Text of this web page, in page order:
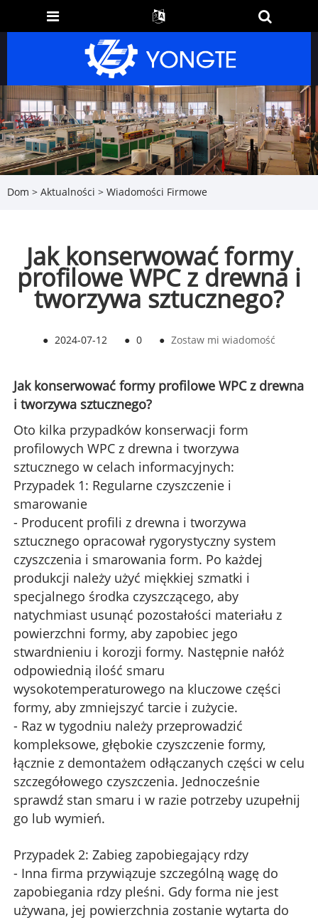
Dom > Aktualności > Wiadomości Firmowe
Jak konserwować formy
profilowe WPC z drewna i
tworzywa sztucznego?
● 2024-07-12 ● 0 ● Zostaw mi wiadomość
Jak konserwować formy profilowe WPC z drewna
i tworzywa sztucznego?
Oto kilka przypadków konserwacji form
profilowych WPC z drewna i tworzywa
sztucznego w celach informacyjnych:
Przypadek 1: Regularne czyszczenie i
smarowanie
- Producent profili z drewna i tworzywa
sztucznego opracował rygorystyczny system
czyszczenia i smarowania form. Po każdej
produkcji należy użyć miękkiej szmatki i
specjalnego środka czyszczącego, aby
natychmiast usunąć pozostałości materiału z
powierzchni formy, aby zapobiec jego
stwardnieniu i korozji formy. Następnie nałóż
odpowiednią ilość smaru
wysokotemperaturowego na kluczowe części
formy, aby zmniejszyć tarcie i zużycie.
- Raz w tygodniu należy przeprowadzić
kompleksowe, głębokie czyszczenie formy,
łącznie z demontażem odłączanych części w celu
szczegółowego czyszczenia. Jednocześnie
sprawdź stan smaru i w razie potrzeby uzupełnij
go lub wymień.
Przypadek 2: Zabieg zapobiegający rdzy
- Inna firma przywiązuje szczególną wagę do
zapobiegania rdzy pleśni. Gdy forma nie jest
używana, jej powierzchnia zostanie wytarta do